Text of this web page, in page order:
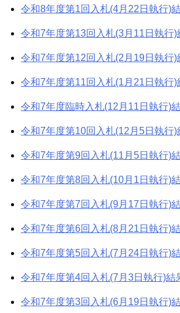
令和8年度第1回入札(4月22日執行)
令和7年度第13回入札(3月11日執行)
令和7年度第12回入札(2月19日執行)
令和7年度第11回入札(1月21日執行)
令和7年度臨時入札(12月11日執行)
令和7年度第10回入札(12月5日執行)
令和7年度第9回入札(11月5日執行)
令和7年度第8回入札(10月1日執行)
令和7年度第7回入札(9月17日執行)
令和7年度第6回入札(8月21日執行)
令和7年度第5回入札(7月24日執行)
令和7年度第4回入札(7月3日執行)結
令和7年度第3回入札(6月19日執行)